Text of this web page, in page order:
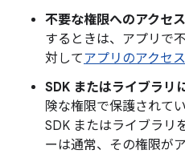
不要な権限へのアクセ
するときは、アプリで
対してアプリのアクセ
SDK またはライブラリ
険な権限で保護されて
SDK またはライブラリ
ーは通常、その権限が